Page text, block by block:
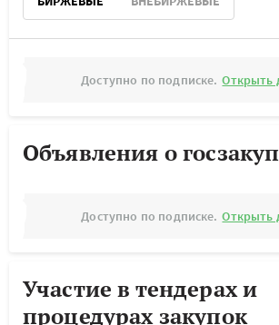
Доступно по подписке. Открыть
Объявления о
Доступно по подписке. Открыть
Участие в тендерах и
процедурах закупок